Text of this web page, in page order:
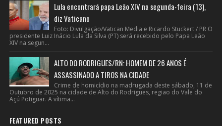
Lula encontrará papa Leão XIV na segunda-feira (13),
diz Vaticano
Foto: Divulgação/Vatican Media e Ricardo Stuckert / PR O
presidente Luiz Inácio Lula da Silva (PT) será recebido pelo Papa Leão
XIV na segun...
ALTO DO RODRIGUES/RN: HOMEM DE 26 ANOS É
ASSASSINADO A TIROS NA CIDADE
Crime de homicídio na madrugada deste sábado, 11 de
Outubro de 2025 na cidade de Alto do Rodrigues, regiao do Vale do
Açú Potiguar. A vítima...
FEATURED POSTS